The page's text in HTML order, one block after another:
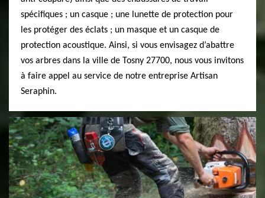
spécifiques ; un casque ; une lunette de protection pour
les protéger des éclats ; un masque et un casque de
protection acoustique. Ainsi, si vous envisagez d’abattre
vos arbres dans la ville de Tosny 27700, nous vous invitons
à faire appel au service de notre entreprise Artisan
Seraphin.